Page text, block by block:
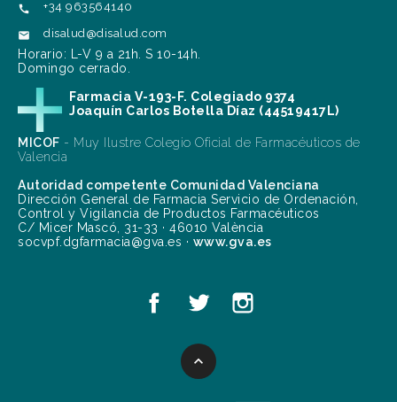
 +34 963564140
 disalud@disalud.com
Horario: L-V 9 a 21h. S 10-14h.
Domingo cerrado.
Farmacia V-193-F. Colegiado 9374
Joaquín Carlos Botella Díaz (44519417L)
MICOF - Muy Ilustre Colegio Oficial de Farmacéuticos de
Valencia
Autoridad competente Comunidad Valenciana
Dirección General de Farmacia Servicio de Ordenación,
Control y Vigilancia de Productos Farmacéuticos
C/ Micer Mascó, 31-33 · 46010 València
socvpf.dgfarmacia@gva.es · www.gva.es
